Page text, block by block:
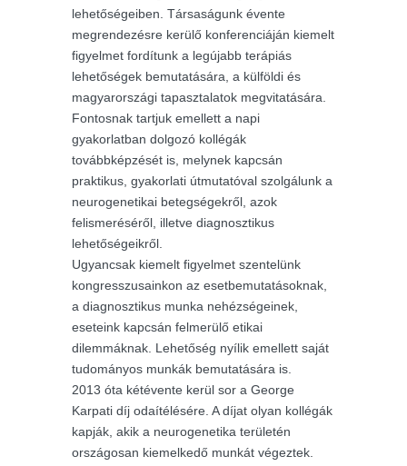
lehetőségeiben. Társaságunk évente
megrendezésre kerülő konferenciáján kiemelt
figyelmet fordítunk a legújabb terápiás
lehetőségek bemutatására, a külföldi és
magyarországi tapasztalatok megvitatására.
Fontosnak tartjuk emellett a napi
gyakorlatban dolgozó kollégák
továbbképzését is, melynek kapcsán
praktikus, gyakorlati útmutatóval szolgálunk a
neurogenetikai betegségekről, azok
felismeréséről, illetve diagnosztikus
lehetőségeikről.
Ugyancsak kiemelt figyelmet szentelünk
kongresszusainkon az esetbemutatásoknak,
a diagnosztikus munka nehézségeinek,
eseteink kapcsán felmerülő etikai
dilemmáknak. Lehetőség nyílik emellett saját
tudományos munkák bemutatására is.
2013 óta kétévente kerül sor a George
Karpati díj odaítélésére. A díjat olyan kollégák
kapják, akik a neurogenetika területén
országosan kiemelkedő munkát végeztek.